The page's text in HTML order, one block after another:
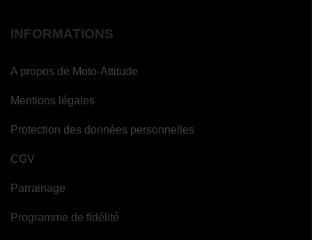
INFORMATIONS
A propos de Moto-Attitude
Mentions légales
Protection des données personnelles
CGV
Parrainage
Programme de fidélité